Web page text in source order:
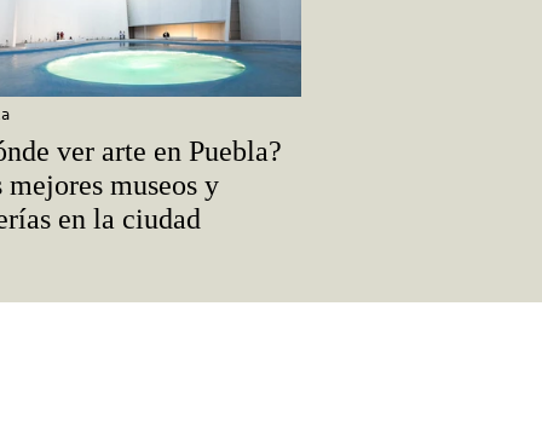
ver arte en Puebla?
mejores museos y
en la ciudad